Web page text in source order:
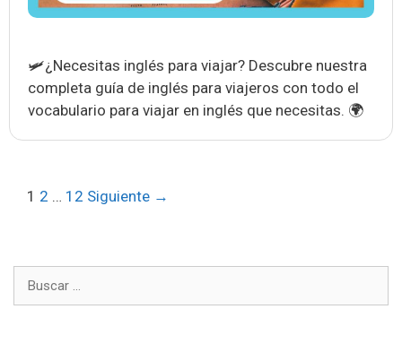
🛩️¿Necesitas inglés para viajar? Descubre nuestra
completa guía de inglés para viajeros con todo el
vocabulario para viajar en inglés que necesitas. 🌍
Navegación
1 2 … 12 Siguiente →